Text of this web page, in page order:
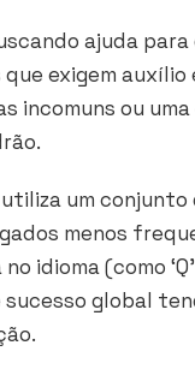
ajuda
que exigem
ou
um
menos
(como ‘Q’,
global